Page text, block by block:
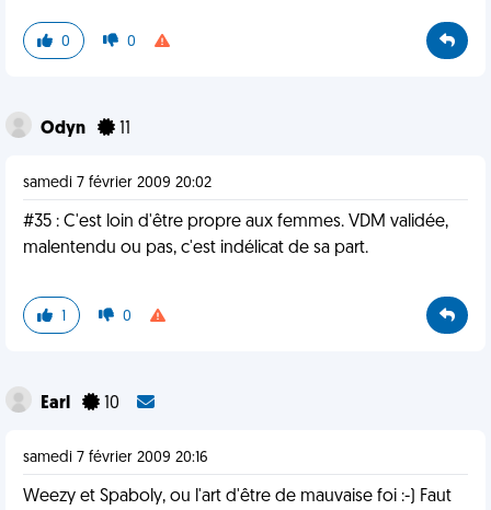
0 0
Odyn
samedi 7 février 2009 20:02
#35 : C'est loin d'être propre aux femmes. VDM validée,
malentendu ou pas, c'est indélicat de sa part.
1 0
Earl 10
samedi 7 février 2009 20:16
Weezy et Spaboly, ou l'art d'être de mauvaise foi :-) Faut